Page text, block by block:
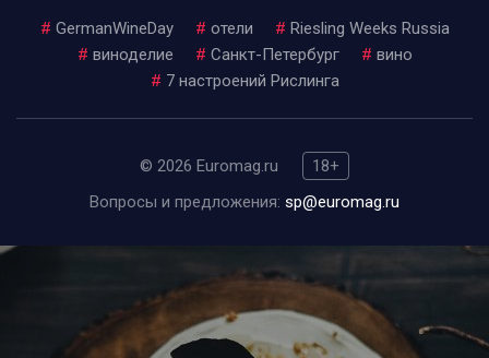
# GermanWineDay # отели # Riesling Weeks Russia
# виноделие # Санкт-Петербург # вино
# 7 настроений Рислинга
© 2026 Euromag.ru
18+
Вопросы и предложения: sp@euromag.ru